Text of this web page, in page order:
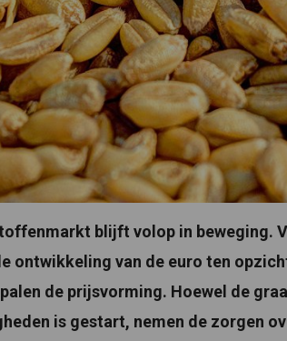
blijft volop in beweging.
ontwikkeling van de euro ten
de prijsvorming. Hoewel de
is gestart, nemen de zorgen